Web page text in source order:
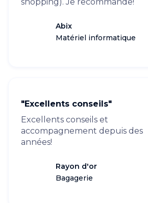
Abix
Matériel informatique
"Excellents conseils"
Excellents conseils et
accompagnement depuis des
années!
Rayon d'or
Bagagerie